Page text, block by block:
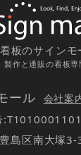
看板のサインモ
製作と通販の看板専
ール 会社案
島区南大塚3-